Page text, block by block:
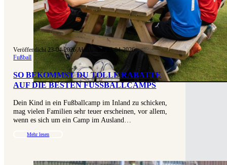
Veröffentlicht 23-04-2026|Aktualisiert 23-04-2026
Fußball
SO BEKOMMST DU TOLLE RABATTE
AUF DIE BESTEN FUSSBALLCAMPS
Dein Kind in ein Fußballcamp im Inland zu schicken,
mag vielen Familien sehr teuer erscheinen, vor allem,
wenn es sich um ein Camp im Ausland…
Mehr lesen